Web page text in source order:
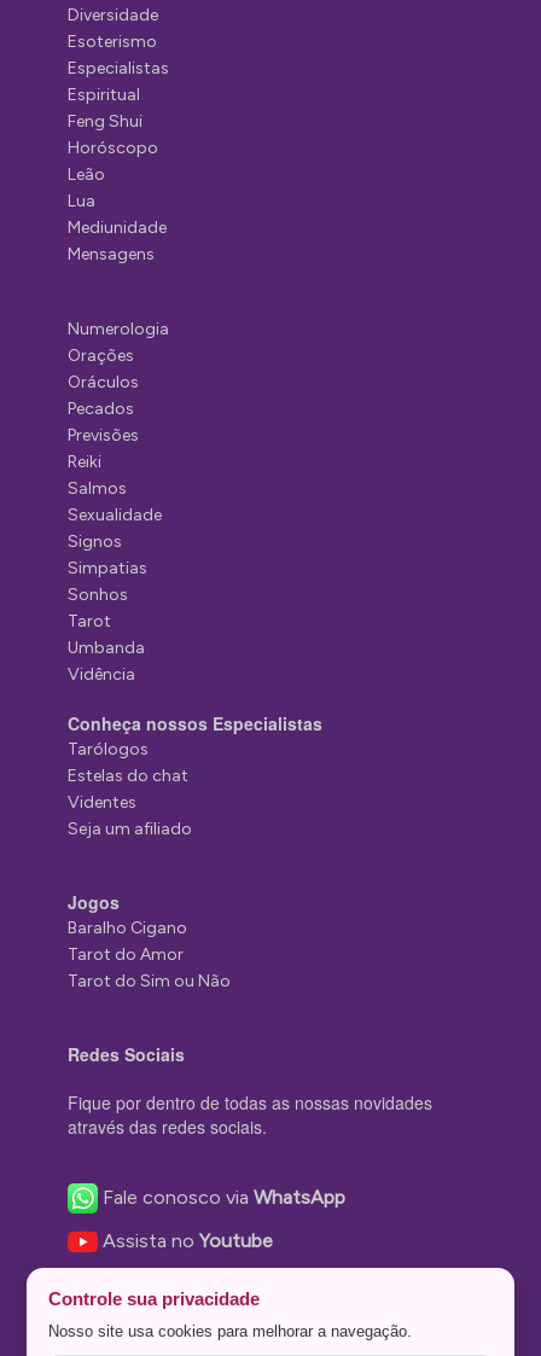
Diversidade
Esoterismo
Especialistas
Espiritual
Feng Shui
Horóscopo
Leão
Lua
Mediunidade
Mensagens
Numerologia
Orações
Oráculos
Pecados
Previsões
Reiki
Salmos
Sexualidade
Signos
Simpatias
Sonhos
Tarot
Umbanda
Vidência
Conheça nossos Especialistas
Tarólogos
Estelas do chat
Videntes
Seja um afiliado
Jogos
Baralho Cigano
Tarot do Amor
Tarot do Sim ou Não
Redes Sociais
Fique por dentro de todas as nossas novidades
através das redes sociais.
Fale conosco viaWhatsApp
Assista noYoutube
Nos siga no Instagram
Controle sua privacidade
Nosso site usa cookies para melhorar a navegação.